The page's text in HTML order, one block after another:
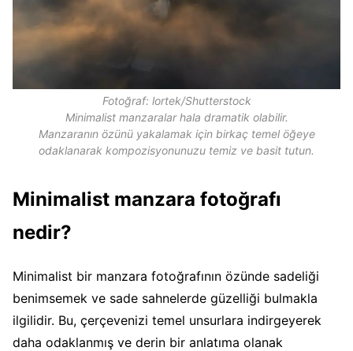
Fotoğraf: lortek/Shutterstock
Minimalist manzaralar hala dramatik olabilir.
Manzaranın özünü yakalamak için birkaç temel öğeye
odaklanarak kompozisyonunuzu temiz ve basit tutun.
Minimalist manzara fotoğrafı
nedir?
Minimalist bir manzara fotoğrafının özünde sadeliği
benimsemek ve sade sahnelerde güzelliği bulmakla
ilgilidir. Bu, çerçevenizi temel unsurlara indirgeyerek
daha odaklanmış ve derin bir anlatıma olanak